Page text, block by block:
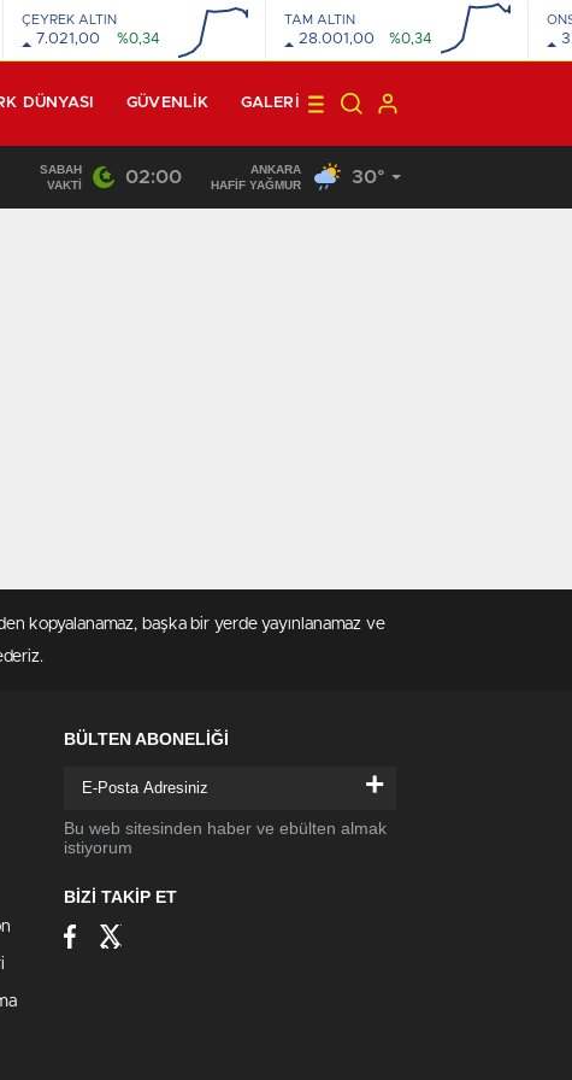
ÇEYREK ALTIN
7.021,00 %0,34
TAM ALTIN
28.001,00 %0,34
DÜNYASI GÜVENLİK GALERI
22:46
SABAH
VAKTI
02:00
ANKARA
HAFİF YAĞMUR
30°
kopyalanamaz, başka bir yerde yayınlanamaz ve
BÜLTEN ABONELİĞİ
+
Bu web sitesinden haber ve ebülten almak
istiyorum
BİZİ TAKİP ET